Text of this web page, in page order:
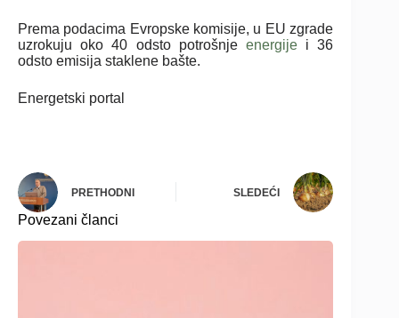
Prema podacima Evropske komisije, u EU zgrade
uzrokuju oko 40 odsto potrošnje energijei 36
odsto emisija staklene bašte.
Energetski portal
PRETHODNI SLEDEĆI
Povezani članci